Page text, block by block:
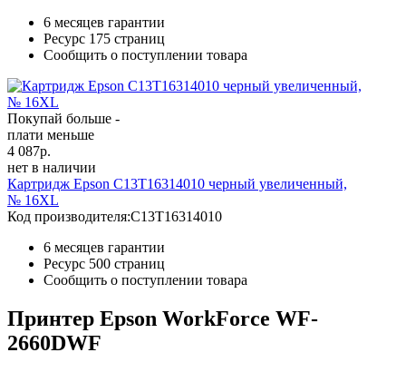
6 месяцев гарантии
Ресурс 175 страниц
Сообщить о поступлении товара
Покупай больше -
плати меньше
4 087р.
нет в наличии
Картридж Epson C13T16314010 черный увеличенный,
№ 16XL
Код производителя:C13T16314010
6 месяцев гарантии
Ресурс 500 страниц
Сообщить о поступлении товара
Принтер Epson WorkForce WF-
2660DWF